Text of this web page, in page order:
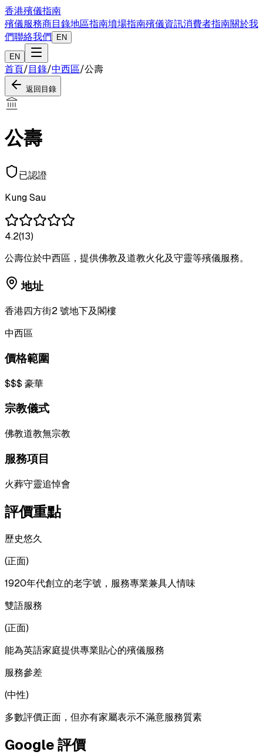
香港殯儀指南
殯儀服務商目錄地區指南墳場指南殯儀資訊消費者指南關於我
們聯絡我們 EN
EN
首頁/目錄/中西區/公壽
返回目錄
公壽
已認證
Kung Sau
4.2(13)
公壽位於中西區，提供佛教及道教火化及守靈等殯儀服務。
地址
香港四方街2 號地下及閣樓
中西區
價格範圍
$$$ 豪華
宗教儀式
佛教道教無宗教
服務項目
火葬守靈追悼會
評價重點
歷史悠久
(正面)
1920年代創立的老字號，服務專業兼具人情味
雙語服務
(正面)
能為英語家庭提供專業貼心的殯儀服務
服務參差
(中性)
多數評價正面，但亦有家屬表示不滿意服務質素
Google 評價